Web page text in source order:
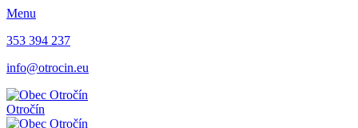
Menu
353 394 237
info@otrocin.eu
Otročín